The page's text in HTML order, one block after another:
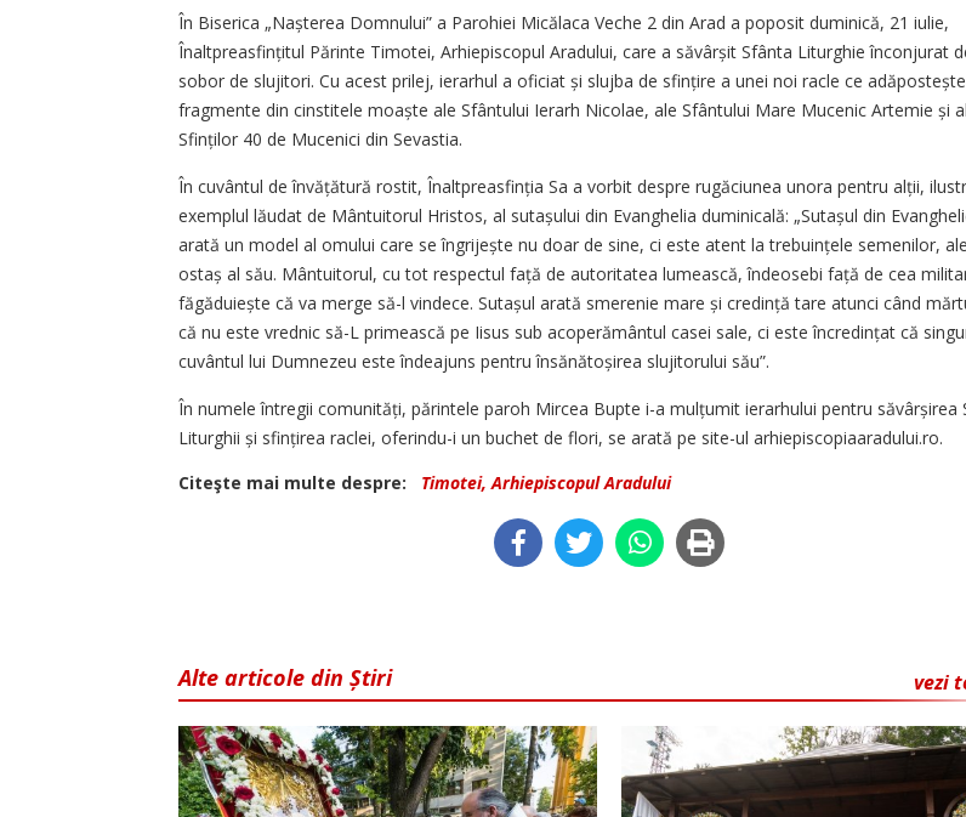
În Biserica „Nașterea Domnului” a Parohiei Micălaca Veche 2 din Arad a poposit duminică, 21 iulie,
Înaltpreasfințitul Părinte Timotei, Arhiepiscopul Aradului, care a săvârșit Sfânta Liturghie înconjurat
sobor de slujitori. Cu acest prilej, ierarhul a oficiat și slujba de sfințire a unei noi racle ce adăpos­tește
fragmente din cinstitele moaște ale Sfântului Ierarh Nicolae, ale Sfântului Mare Mucenic Artemie și
Sfinților 40 de Mucenici din ­Sevastia.
În cuvântul de învățătură rostit, Înaltpreasfinția Sa a vorbit despre rugăciunea unora pentru alții,
exemplul lăudat de Mântuitorul Hristos, al sutașului din Evanghelia duminicală: „Sutașul din
arată un model al omului care se îngrijește nu doar de sine, ci este atent la trebuințele semenilor,
ostaș al său. Mântuitorul, cu tot respectul față de autoritatea lumească, îndeosebi față de cea
făgăduiește că va merge să-l vindece. Sutașul arată smerenie mare și credință tare atunci când
că nu este vrednic să-L primească pe Iisus sub acoperământul casei sale, ci este încredințat că
cuvântul lui Dumnezeu este îndeajuns pentru însănătoșirea slujitorului său”.
În numele întregii comunități, părintele paroh Mircea Bupte i-a mulțumit ierarhului pentru săvâr­șirea
Liturghii și sfințirea raclei, oferindu-i un buchet de flori, se arată pe site-ul arhiepiscopiaaradului.ro.
Citeşte mai multe despre:
Timotei, Arhiepiscopul Aradului
vezi
Alte articole din Știri